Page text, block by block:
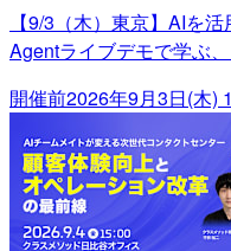
【9/3（木）東京】AIを
Agentライブデモで学ぶ
開催前2026年9月3日(木)